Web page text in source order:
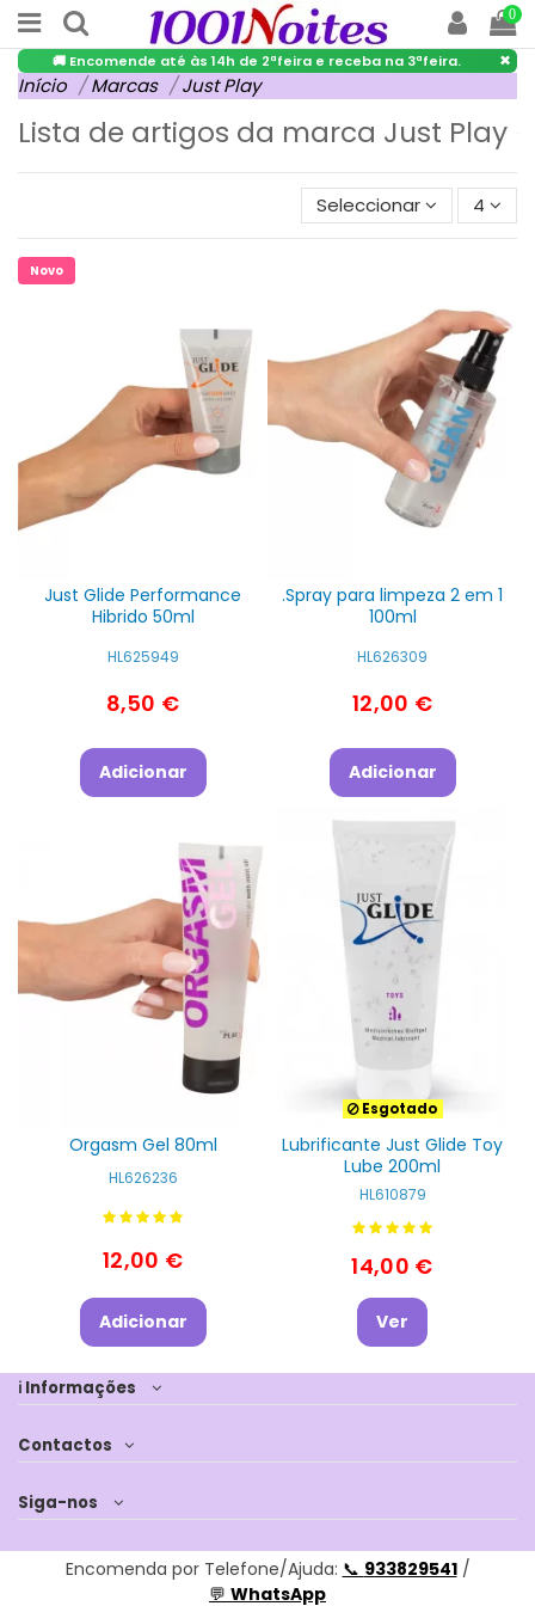
0
🚚 Encomende até às 14h de 2ªfeira e receba na 3ªfeira. ×
Início Marcas Just Play
Lista de artigos da marca Just Play
Seleccionar 4
Novo
Just Glide Performance
Hibrido 50ml
HL625949
8,50 €
Adicionar
.Spray para limpeza 2 em 1
100ml
HL626309
12,00 €
Adicionar
Orgasm Gel 80ml
HL626236
12,00 €
Adicionar
Esgotado
Lubrificante Just Glide Toy
Lube 200ml
HL610879
14,00 €
Ver
ℹ Informações
Contactos
Siga-nos
Encomenda por Telefone/Ajuda: 📞 933829541/
💬 WhatsApp